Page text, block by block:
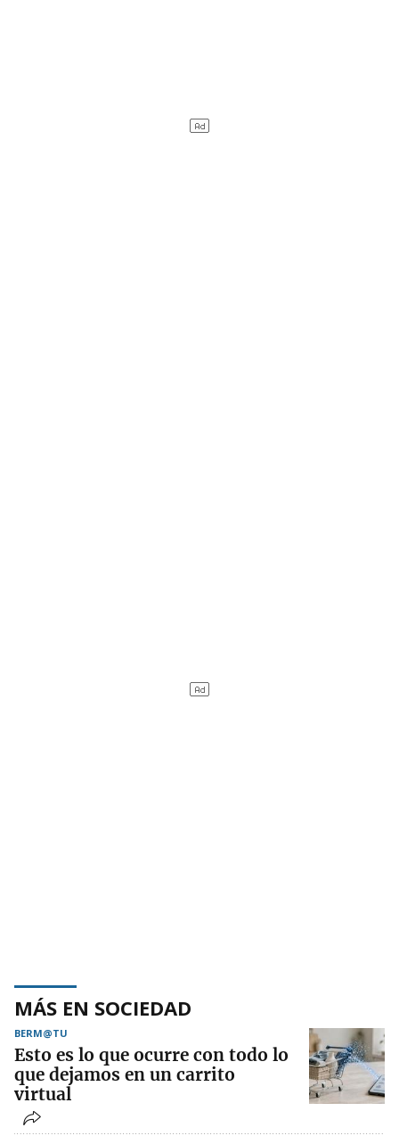
MÁS EN SOCIEDAD
BERM@TU
Esto es lo que ocurre con todo lo
que dejamos en un carrito
virtual